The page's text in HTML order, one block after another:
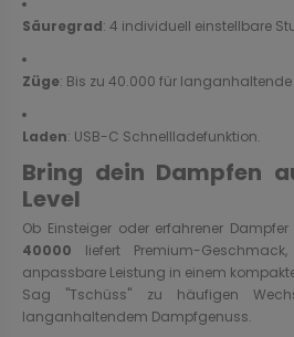
Säuregrad: 4 individuell einstellbare
Züge: Bis zu 40.000 für langanhaltende
Laden: USB-C Schnellladefunktion.
Bring dein Dampfen
Level
Ob Einsteiger oder erfahrener
40000 liefert Premium-
anpassbare Leistung in einem
Sag "Tschüss" zu häufigen
langanhaltendem Dampfgenuss.